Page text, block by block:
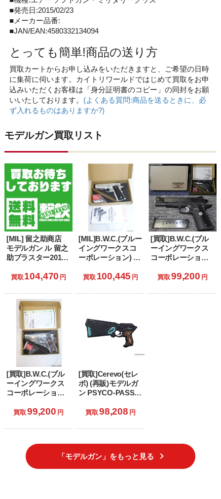
■発売日:2015/02/23
■メーカー品番:
■JAN/EAN:4580332134094
とっても簡単!商品の送り方
買取カートからお申し込みをいただきますと、ご希望の日時
に集荷に伺います。カイトリワールドではじめて買取をお申
込みいただくお客様は「身分証明書のコピー」の同封をお願
いいたしております。 (よくある質問:商品を送るときに、必
ず入れるものはありますか?)
モデルガン買取リスト
[MIL] 留之助商店
モデルガン ル 留之
助ブラスター2019
ィション 「ブレー
買取 104,470 円
[MIL]B.W.C.(ブルー
イングワークスコ
ーポレーション) 発
Kimber
TLE/RL II(キンバー
買取 100,445 円
[買取]B.W.C.(ブル
ーイングワークス
コーポレーション)
ガン ウィルソンコ
ルフレーム ライト
買取 99,200 円
[買取]B.W.C.(ブル
ーイングワークス
コーポレーション)
ガン AMT
ードボーラー) 5イ
ル(初期型)
買取 99,200 円
[買取]Cerevo(セレ
ボ) (再販)モデルガ
ン PSYCO-PASS
DOMINATOR(ドミ
SPECIAL
買取 98,208 円
「モデルガン」をもっと見る